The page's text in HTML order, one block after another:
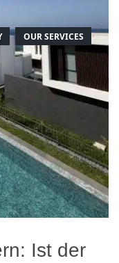
OUR SERVICES
Ist der